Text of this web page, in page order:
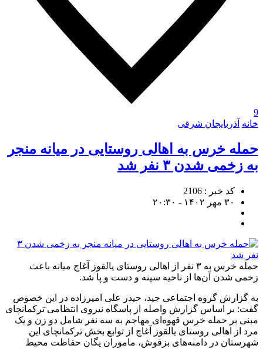
9
خانه آذربایجان شرقی
حمله خرس به اهالی روستایی در میانه منجر
به زخمی شدن ۳ نفر شد
کد خبر : 2106
۳۰ مهر ۱۴۰۲ - ۲۰:۳۰
حمله خرس به ۳ نفر از اهالی روستای یالقوز آغاج میانه باعث
زخمی شدن آن‌ها از ناحیه سینه و دست و پا شد.
به گزارش گروه اجتماعی جید،‌ حیدر علی امیرزاده در این خصوص
گفت: بر اساس گزارش واصله از پاسگاه نیروی انتظامی ترکمانچای
مبنی بر حمله خرس قهوه‌ای مهاجم به سه نفر شامل دو زن و یک
مرد از اهالی روستای یالقوز آغاج از توابع بخش ترکمانچای این
شهرستان در دامنه‌های بزقوش، ماموران یگان حفاظت محیط